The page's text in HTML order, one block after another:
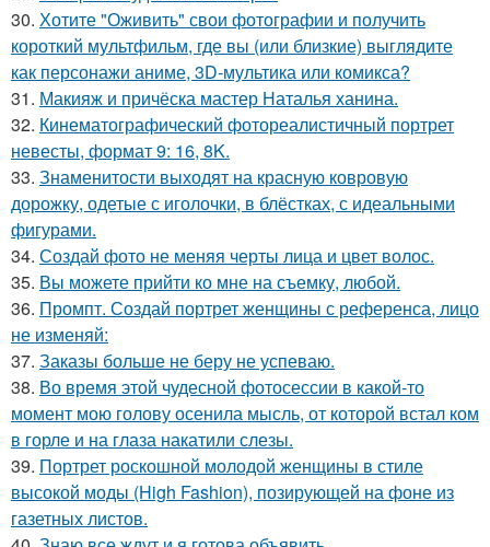
30. Хотите "Оживить" свои фотографии и получить
короткий мультфильм, где вы (или близкие) выглядите
как персонажи аниме, 3D-мультика или комикса?
31. Макияж и причёска мастер Наталья ханина.
32. Кинематографический фотореалистичный портрет
невесты, формат 9: 16, 8K.
33. Знаменитости выходят на красную ковровую
дорожку, одетые с иголочки, в блёстках, с идеальными
фигурами.
34. Создай фото не меняя черты лица и цвет волос.
35. Вы можете прийти ко мне на съемку, любой.
36. Промпт. Создай портрет женщины с референса, лицо
не изменяй:
37. Заказы больше не беру не успеваю.
38. Во время этой чудесной фотосессии в какой-то
момент мою голову осенила мысль, от которой встал ком
в горле и на глаза накатили слезы.
39. Портрет роскошной молодой женщины в стиле
высокой моды (High Fashion), позирующей на фоне из
газетных листов.